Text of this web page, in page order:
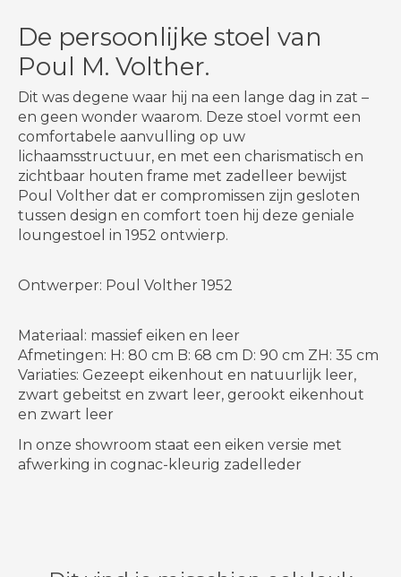
De persoonlijke stoel van
Poul M. Volther.
Dit was degene waar hij na een lange dag in zat –
en geen wonder waarom. Deze stoel vormt een
comfortabele aanvulling op uw
lichaamsstructuur, en met een charismatisch en
zichtbaar houten frame met zadelleer bewijst
Poul Volther dat er compromissen zijn gesloten
tussen design en comfort toen hij deze geniale
loungestoel in 1952 ontwierp.
Ontwerper: Poul Volther 1952
Materiaal: massief eiken en leer
Afmetingen: H: 80 cm B: 68 cm D: 90 cm ZH: 35 cm
Variaties: Gezeept eikenhout en natuurlijk leer,
zwart gebeitst en zwart leer, gerookt eikenhout
en zwart leer
In onze showroom staat een eiken versie met
afwerking in cognac-kleurig zadelleder